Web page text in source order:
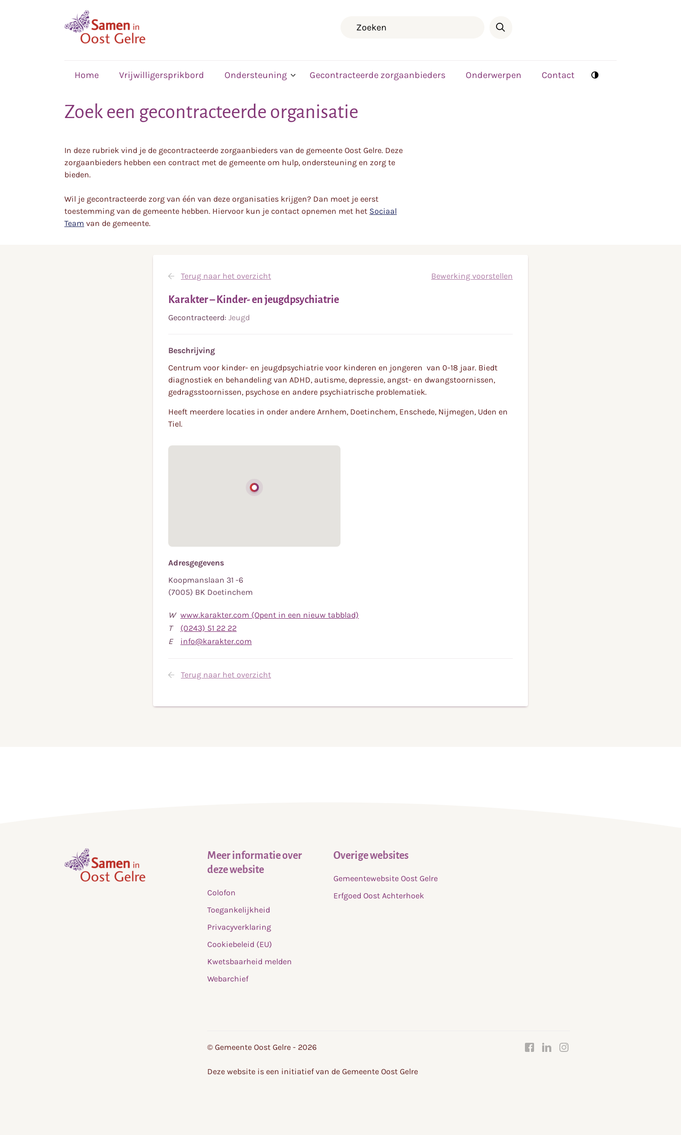
Home Vrijwilligersprikbord Ondersteuning Gecontracteerde zorgaanbieders Onderwerpen Contact
Zoek een gecontracteerde organisatie
In deze rubriek vind je de gecontracteerde zorgaanbieders van de gemeente Oost Gelre. Deze
zorgaanbieders hebben een contract met de gemeente om hulp, ondersteuning en zorg te
bieden.
Wil je gecontracteerde zorg van één van deze organisaties krijgen? Dan moet je eerst
toestemming van de gemeente hebben. Hiervoor kun je contact opnemen met het Sociaal
Team van de gemeente.
Terug naar het overzicht Bewerking voorstellen
Karakter – Kinder- en jeugdpsychiatrie
Gecontracteerd: Jeugd
Beschrijving
Centrum voor kinder- en jeugdpsychiatrie voor kinderen en jongeren van 0-18 jaar. Biedt
diagnostiek en behandeling van ADHD, autisme, depressie, angst- en dwangstoornissen,
gedragsstoornissen, psychose en andere psychiatrische problematiek.
Heeft meerdere locaties in onder andere Arnhem, Doetinchem, Enschede, Nijmegen, Uden en
Tiel.
Adresgegevens
Koopmanslaan 31 -6
(7005) BK Doetinchem
W www.karakter.com (Opent in een nieuw tabblad)
T
(0243) 51 22 22Bel
naar
51
22
E info@karakter.com
mail
info@karakter.com
Terug naar het overzicht
Meer informatie over
deze website
Colofon
Toegankelijkheid
Privacyverklaring
Cookiebeleid (EU)
Kwetsbaarheid melden
Webarchief
Overige websites
Gemeentewebsite Oost Gelre
Erfgoed Oost Achterhoek
© Gemeente Oost Gelre - 2026
Deze website is een initiatief van de Gemeente Oost Gelre